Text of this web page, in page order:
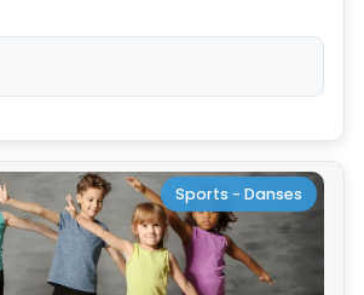
Sports - Danses